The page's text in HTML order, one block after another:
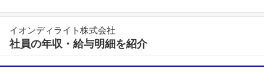
イオンディライト株式会社
社員の年収・給与明細を紹介